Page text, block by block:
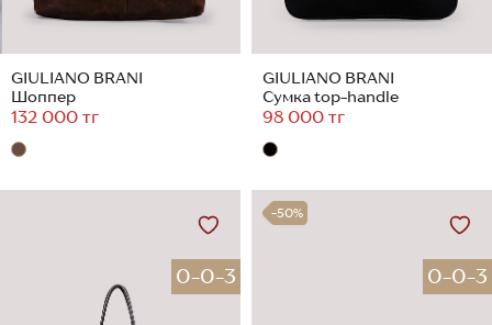
GIULIANO BRANI
Шоппер
132 000 тг
GIULIANO BRANI
Сумка top-handle
98 000 тг
0-0-3
-50%
0-0-3